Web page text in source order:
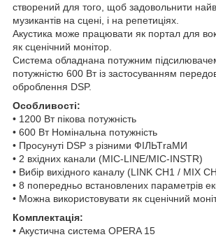
створений для того, щоб задовольнити
музикантів на сцені, і на репетиціях.
Акустика може працювати як портал для
як сценічний монітор.
Система обладнана потужним
потужністю 600 Вт із застосуванням
оброблення DSP.
Особливості:
• 1200 Вт пікова потужність
• 600 Вт Номінальна потужність
• Просунуті DSP з різними ФІЛЬТraМИ
• 2 вхідних канали (MIC-LINE/MIC-INSTR)
• Вибір вихідного каналу (LINK CH1 / MIX
• 8 попередньо встановлених параметрів
• Можна використовувати як сценічний
Комплектація:
• Акустична система OPERA 15